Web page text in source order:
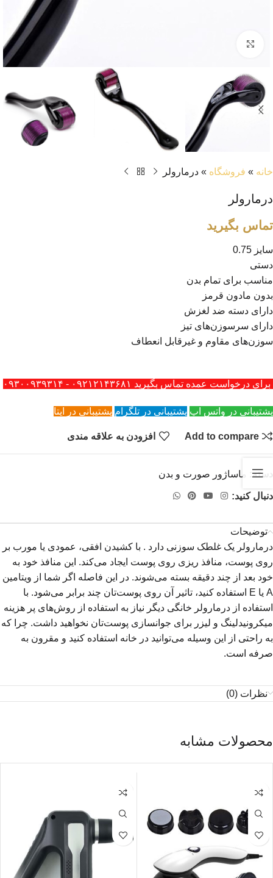
خانه » فروشگاه » درمارولر
درمارولر
تماس بگیرید
سایز 0.75
دستی
مناسب برای تمام بدن
بدون مادون قرمز
دارای دسته ضد لغزش
دارای سرسوزن‌های تیز
سوزن‌های مقاوم و غیرقابل انعطاف
برای درخواست عمده تماس بگیرید ۰۹۲۱۲۱۴۳۶۸۱ - ۰۹۳۰۰۹۳۹۳۱۴
پشتیبانی در واتس اپ پشتیبانی در تلگرام پشتیبانی در ایتا
Add to compare افزودن به علاقه مندی
دسته: ماساژور صورت و بدن
دنبال کنید:
توضیحات
درمارولر یک غلطک سوزنی دارد . با کشیدن افقی، عمودی یا مورب بر
روی پوست، منافذ ریزی روی پوست ایجاد می‌کند. این منافذ خود به
خود بعد از چند دقیقه بسته می‌شوند. در این فاصله اگر شما از ویتامین
A یا E استفاده کنید، تاثیر آن روی پوست‌تان چند برابر می‌شود. با
استفاده از درمارولر خانگی دیگر نیاز به استفاده از روش‌های پر هزینه
میکرونیدلینگ و لیزر برای جوانسازی پوست‌تان نخواهید داشت. چرا که
به راحتی از این وسیله می‌توانید در خانه استفاده کنید و مقرون به
صرفه است.
نظرات (0)
محصولات مشابه